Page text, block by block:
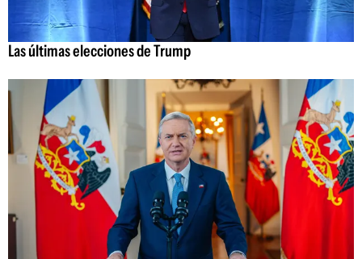
Las últimas elecciones de Trump